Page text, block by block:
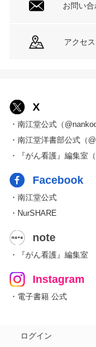
お問い合
アクセス
X
・南江堂公式（
・南江堂洋書部公式（
・『がん看護』編集室
Facebook
・南江堂公式
・NurSHARE
note
・『がん看護』編集室
Instagram
・電子書籍 公式
ログイン